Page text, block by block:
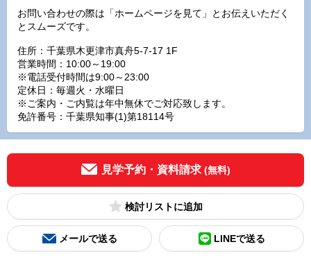
お問い合わせの際は「ホームページを見て」とお伝えいただく
とスムーズです。
住所：千葉県木更津市真舟5-7-17 1F
営業時間：10:00～19:00
※電話受付時間は9:00～23:00
定休日：毎週火・水曜日
※ご案内・ご内覧は年中無休でご対応致します。
免許番号：千葉県知事(1)第18114号
見学予約・資料請求 (無料)
検討リスト
メールで送る LINEで送る